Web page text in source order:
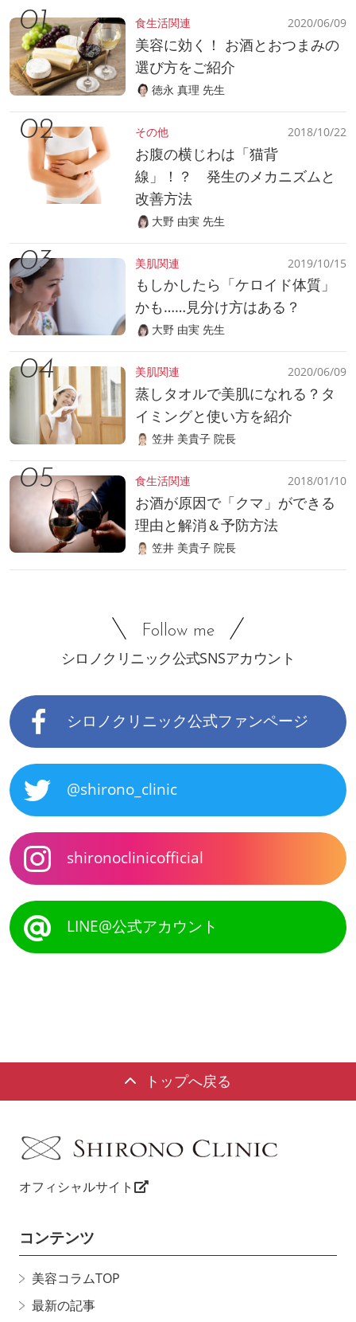
食生活関連 2020/06/09
美容に効く！ お酒とおつまみの
選び方をご紹介
徳永 真理 先生
その他 2018/10/22
お腹の横じわは「猫背
線」！？ 発生のメカニズムと
改善方法
大野 由実 先生
美肌関連 2019/10/15
もしかしたら「ケロイド体質」
かも……見分け方はある？
大野 由実 先生
美肌関連 2020/06/09
蒸しタオルで美肌になれる？タ
イミングと使い方を紹介
笠井 美貴子 院長
食生活関連 2018/01/10
お酒が原因で「クマ」ができる
理由と解消＆予防方法
笠井 美貴子 院長
Follow me
シロノクリニック公式SNSアカウント
シロノクリニック公式ファンページ
@shirono_clinic
shironoclinicofficial
LINE@公式アカウント
トップへ戻る
オフィシャルサイト
コンテンツ
美容コラムTOP
最新の記事